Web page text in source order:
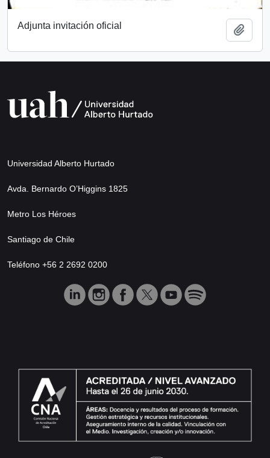
Adjunta invitación oficial
Universidad Alberto Hurtado
Avda. Bernardo O’Higgins 1825
Metro Los Héroes
Santiago de Chile
Teléfono +56 2 2692 0200